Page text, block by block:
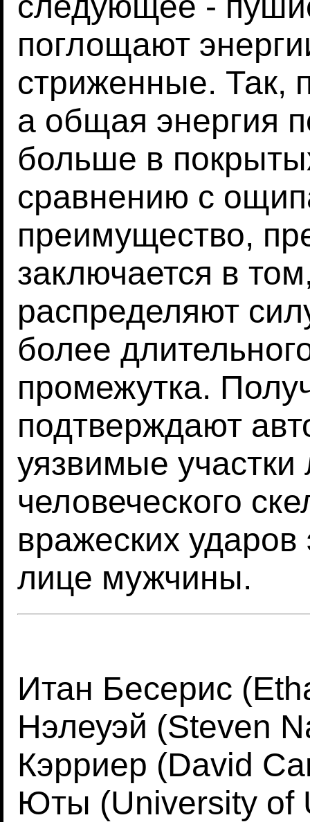
поглощают
стриженные. Так,
а общая энергия
больше в
сравнению с
преимущество,
заключается в
распределяют
более
промежутка.
подтверждают
уязвимые участки
человеческого
вражеских
лице мужчины.
Итан Бесерис
Нэлеуэй (Steven
Кэрриер (David
Юты (University